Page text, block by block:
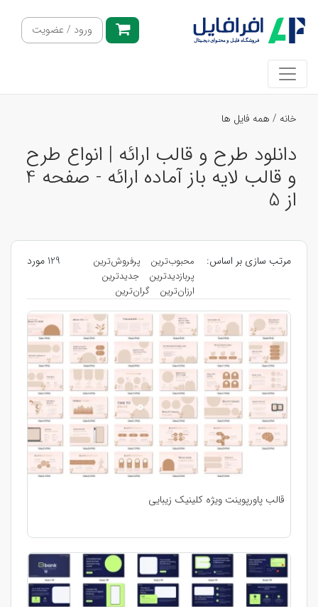
ورود / عضویت
خانه / همه فایل ها
دانلود طرح و قالب ارائه | انواع طرح
و قالب لایه باز آماده ارائه - صفحه 4
از 5
مرتب سازی بر اساس: محبوب‌ترین
پرفروش‌ترین
پربازدیدترین
جدیدترین
ارزان‌ترین
گران‌ترین
129 مورد
قالب پاورپوینت ویژه کلینیک زیبایی